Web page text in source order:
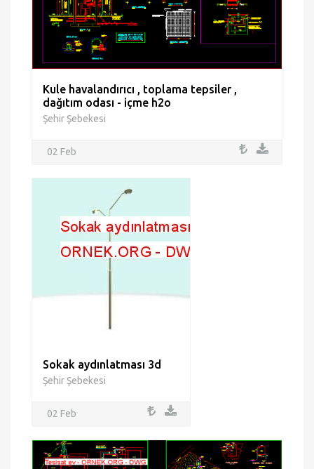
Kule havalandırıcı , toplama tepsiler ,
dağıtım odası - içme h2o
Şehir Şebekesi
02 Feb
Sokak aydınlatması 3d
Şehir Şebekesi
02 Feb